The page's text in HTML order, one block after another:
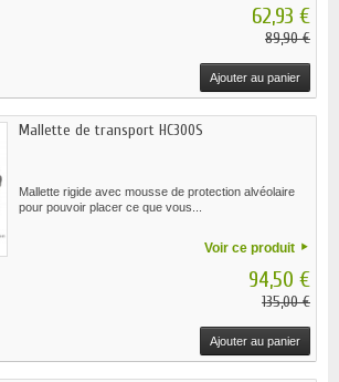
62,93 €
89,90 €
Ajouter au panier
Mallette de transport HC300S
Mallette rigide avec mousse de protection alvéolaire
pour pouvoir placer ce que vous...
Voir ce produit
94,50 €
135,00 €
Ajouter au panier